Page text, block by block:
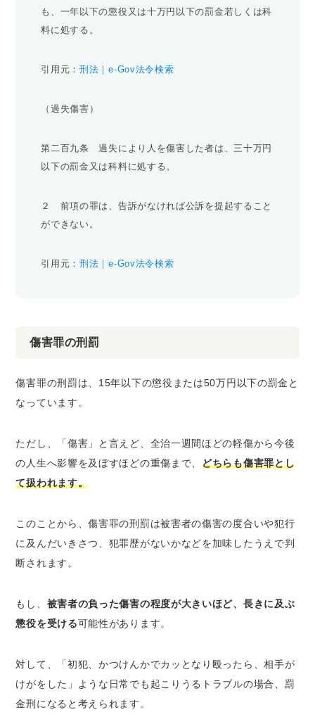
も、一年以下の懲役又は十万円以下の罰金若しくは科
料に処する。
引用元：刑法｜e-Gov法令検索
（過失傷害）
第二百九条 過失により人を傷害した者は、三十万円
以下の罰金又は科料に処する。
２ 前項の罪は、告訴がなければ公訴を提起すること
ができない。
引用元：刑法｜e-Gov法令検索
傷害罪の刑罰
傷害罪の刑罰は、15年以下の懲役または50万円以下の罰金と
なっています。
ただし、「傷害」と言えど、全治一週間ほどの軽傷から今後
の人生へ影響を及ぼすほどの重傷まで、どちらも傷害罪とし
て扱われます。
このことから、傷害罪の刑罰は被害者の傷害の度合いや犯行
に及んだいきさつ、犯罪歴がないかなどを加味したうえで判
断されます。
もし、 被害者の負った傷害の程度が大きいほど、長きに及ぶ
懲役を受ける可能性があります。
対して、「初犯、かつけんかでカッとなり殴ったら、相手が
けがをした」ような日常でも起こりうるトラブルの場合、罰
金刑になると考えられます。